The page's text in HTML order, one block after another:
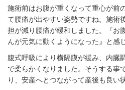
施術前はお腹が重くなって重心が前
て腰痛が出やすい姿勢ですね。施術
担が減り腰痛が緩和しました。『お
んが元気に動くようになった』と感
腹式呼吸により横隔膜が緩み、内臓
で柔らかくなりました。そうする事
り、安産へとつながって産後も良い